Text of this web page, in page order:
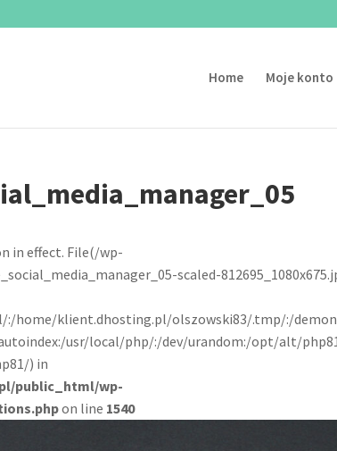
Home Moje konto
in effect. File(/wp-
scaled-
home/klient.dhosting.pl/olszowski83/.tmp/:/
usr/local/php/:/dev/urandom:/opt/alt/
) in
public_html/wp-
on line 1540